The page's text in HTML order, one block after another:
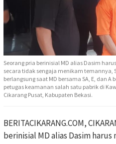
Seorang pria berinisial MD alias Dasim
secara tidak sengaja menikam temannya,
berlangsung saat MD bersama SA, E, dan
petugas keamanan salah satu pabrik di
Cikarang Pusat, Kabupaten Bekasi.
BERITACIKARANG.COM,
berinisial MD alias Dasim